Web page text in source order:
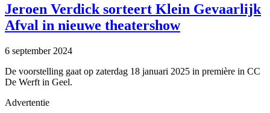
Jeroen Verdick sorteert Klein Gevaarlijk
Afval in nieuwe theatershow
6 september 2024
De voorstelling gaat op zaterdag 18 januari 2025 in première in CC
De Werft in Geel.
Advertentie